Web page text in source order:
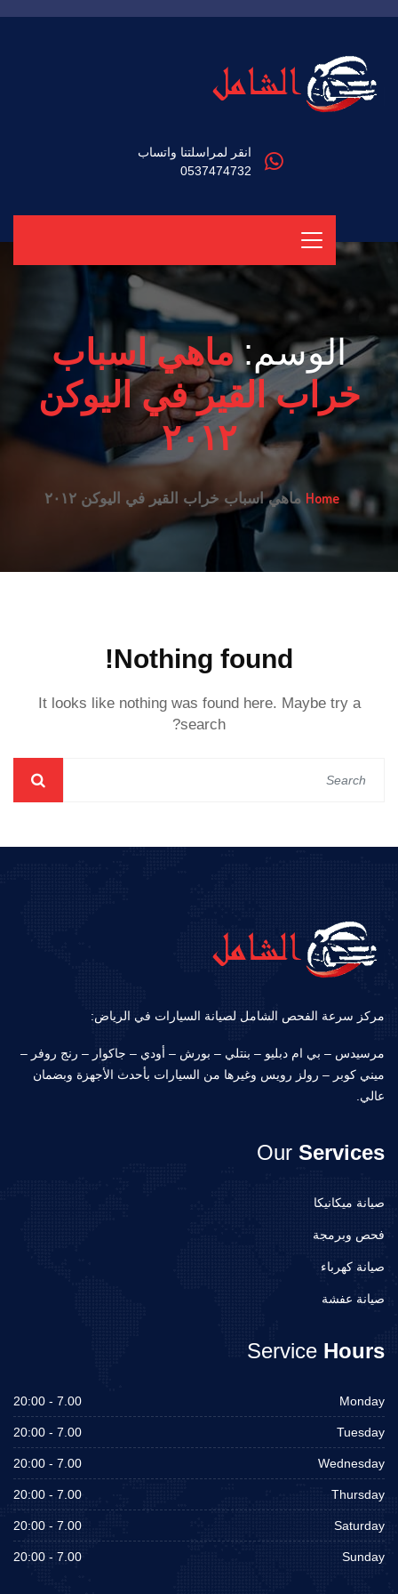
انقر لمراسلتنا واتساب
0537474732
الوسم:ماهي اسباب
خراب القير في اليوكن
٢٠١٢
Home ماهي اسباب خراب القير في اليوكن ٢٠١٢
Nothing found!
It looks like nothing was found here. Maybe try a
search?
مركز سرعة الفحص الشامل لصيانة السيارات في الرياض:
مرسيدس – بي ام دبليو – بنتلي – بورش – أودي – جاكوار – رنج روفر –
ميني كوبر – رولز رويس وغيرها من السيارات بأحدث الأجهزة وبضمان
عالي.
Our Services
صيانة ميكانيكا
فحص وبرمجة
صيانة كهرباء
صيانة عفشة
Service Hours
Monday
7.00 - 20:00
Tuesday
7.00 - 20:00
Wednesday
7.00 - 20:00
Thursday
7.00 - 20:00
Saturday
7.00 - 20:00
Sunday
7.00 - 20:00